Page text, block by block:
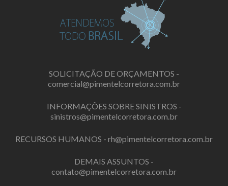
SOLICITAÇÃO DE ORÇAMENTOS -
comercial@pimentelcorretora.com.br
INFORMAÇÕES SOBRE SINISTROS -
sinistros@pimentelcorretora.com.br
RECURSOS HUMANOS - rh@pimentelcorretora.com.br
DEMAIS ASSUNTOS -
contato@pimentelcorretora.com.br